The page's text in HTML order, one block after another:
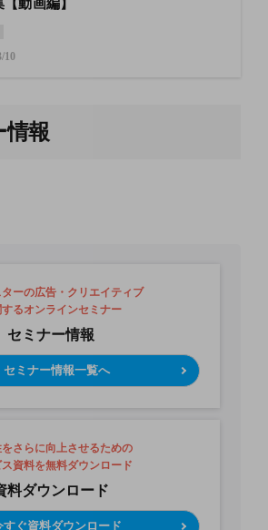
動画編】
10
情報
ーの広告・クリエイティブ
するオンラインセミナー
セミナー情報
セミナー情報一覧へ
さらに向上させるための
資料を無料ダウンロード
料ダウンロード
すぐ資料ダウンロード